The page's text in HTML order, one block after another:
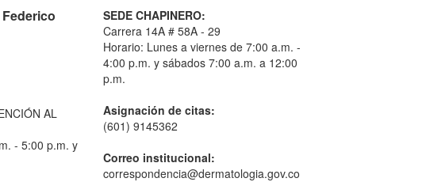
Federico
AL
- 5:00 p.m. y
SEDE CHAPINERO:
Carrera 14A # 58A - 29
Horario: Lunes a viernes de 7:00 a.m. -
4:00 p.m. y sábados 7:00 a.m. a 12:00
p.m.
Asignación de citas:
(601) 9145362
Correo institucional:
correspondencia@dermatologia.gov.co